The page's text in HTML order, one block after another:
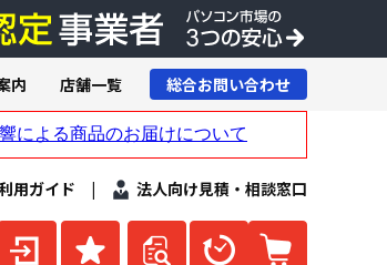
用ガイド | 法人向け見積・相談窓口
内 店舗一覧 総合お問い合わせ